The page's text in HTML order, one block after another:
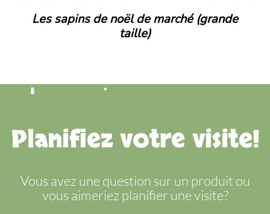
Les sapins de noël de marché (grande
taille)
Planifiez votre visite!
Vous avez une question sur un produit ou
vous aimeriez planifier une visite?